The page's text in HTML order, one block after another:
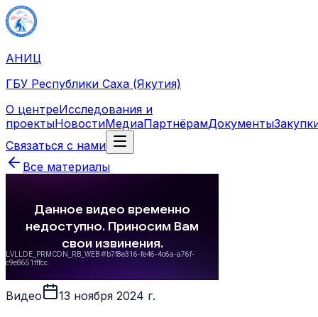
АНИЦ
ГБУ Республики Саха (Якутия)
О центреИсследования и
проектыНовостиМедиаПартнёрамДокументы
Связаться с нами
Все материалы
Видео 13 ноября 2024 г.